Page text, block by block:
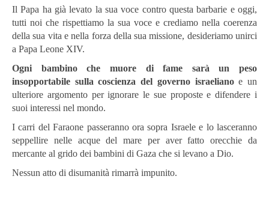
Il Papa ha già levato la sua voce contro questa barbarie e oggi,
tutti noi che rispettiamo la sua voce e crediamo nella coerenza
della sua vita e nella forza della sua missione, desideriamo unirci
a Papa Leone XIV.
Ogni bambino che muore di fame sarà un peso
insopportabile sulla coscienza del governo israelianoe un
ulteriore argomento per ignorare le sue proposte e difendere i
suoi interessi nel mondo.
I carri del Faraone passeranno ora sopra Israele e lo lasceranno
seppellire nelle acque del mare per aver fatto orecchie da
mercante al grido dei bambini di Gaza che si levano a Dio.
Nessun atto di disumanità rimarrà impunito.